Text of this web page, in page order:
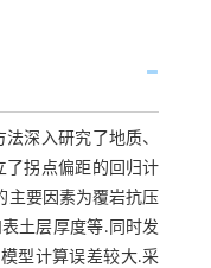
深入研究了地质、
了拐点偏距的回归计
主要因素为覆岩抗压
土层厚度等.同时发
型计算误差较大.采